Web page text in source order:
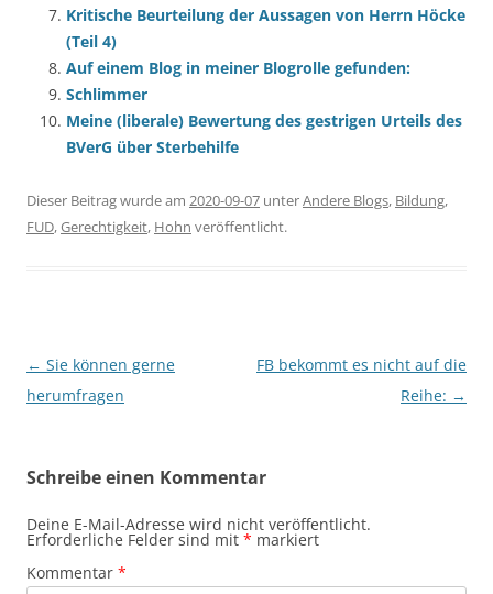
Kritische Beurteilung der Aussagen von Herrn Höcke
(Teil 4)
Auf einem Blog in meiner Blogrolle gefunden:
Schlimmer
Meine (liberale) Bewertung des gestrigen Urteils des
BVerG über Sterbehilfe
Dieser Beitrag wurde am 2020-09-07 unterAndere Blogs, Bildung,
FUD,Gerechtigkeit, Hohn veröffentlicht.
Beitragsnavigation
← Sie können gerne
herumfragen
FB bekommt es nicht auf die
Reihe: →
Schreibe einen Kommentar
Deine E-Mail-Adresse wird nicht veröffentlicht.
Erforderliche Felder sind mit * markiert
Kommentar *